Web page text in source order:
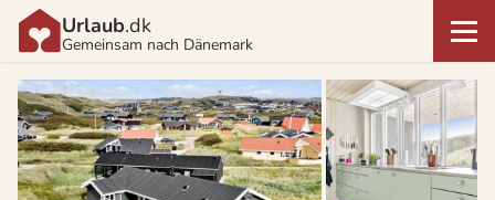
Urlaub.dk
Gemeinsam nach Dänemark